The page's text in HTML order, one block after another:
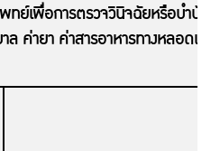
ทย์เพื่อการตรวจวินิจฉัยหรือบำบั
ล ค่ายา ค่าสารอาหารทางหลอด